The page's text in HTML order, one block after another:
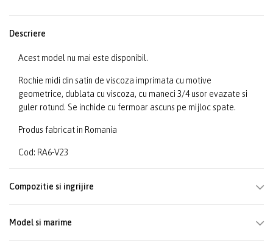
Descriere
Acest model nu mai este disponibil.
Rochie midi din satin de viscoza imprimata cu motive
geometrice, dublata cu viscoza, cu maneci 3/4 usor evazate si
guler rotund. Se inchide cu fermoar ascuns pe mijloc spate.
Produs fabricat in Romania
Cod: RA6-V23
Compozitie si ingrijire
Model si marime